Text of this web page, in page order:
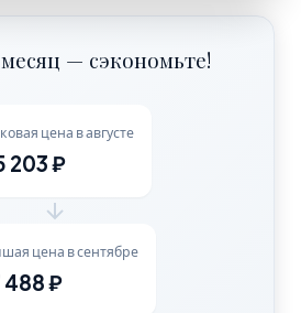
— сэкономьте!
цена в августе
203 ₽
цена в сентябре
488 ₽